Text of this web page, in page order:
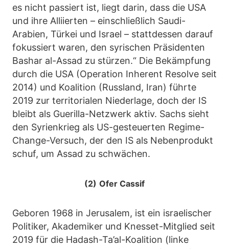
es nicht passiert ist, liegt darin, dass die USA
und ihre Alliierten – einschließlich Saudi-
Arabien, Türkei und Israel – stattdessen darauf
fokussiert waren, den syrischen Präsidenten
Bashar al-Assad zu stürzen.“ Die Bekämpfung
durch die USA (Operation Inherent Resolve seit
2014) und Koalition (Russland, Iran) führte
2019 zur territorialen Niederlage, doch der IS
bleibt als Guerilla-Netzwerk aktiv. Sachs sieht
den Syrienkrieg als US-gesteuerten Regime-
Change-Versuch, der den IS als Nebenprodukt
schuf, um Assad zu schwächen.
(2) Ofer Cassif
Geboren 1968 in Jerusalem, ist ein israelischer
Politiker, Akademiker und Knesset-Mitglied seit
2019 für die Hadash-Ta’al-Koalition (linke